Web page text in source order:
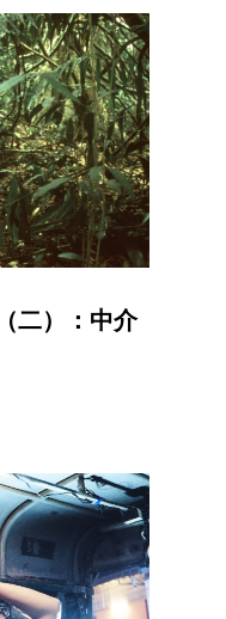
二）：中介